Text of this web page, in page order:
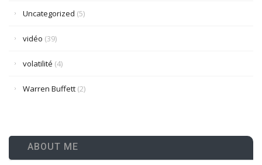
Uncategorized (5)
vidéo (39)
volatilité (4)
Warren Buffett (2)
ABOUT ME